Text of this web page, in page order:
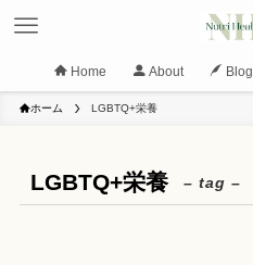
Home About Blog
ホーム LGBTQ+栄養
LGBTQ+栄養 – tag –